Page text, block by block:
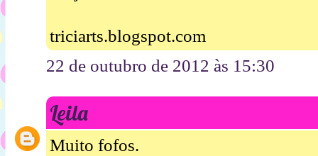
triciarts.blogspot.com
22 de outubro de 2012 às 15:30
Leila
Muito fofos.